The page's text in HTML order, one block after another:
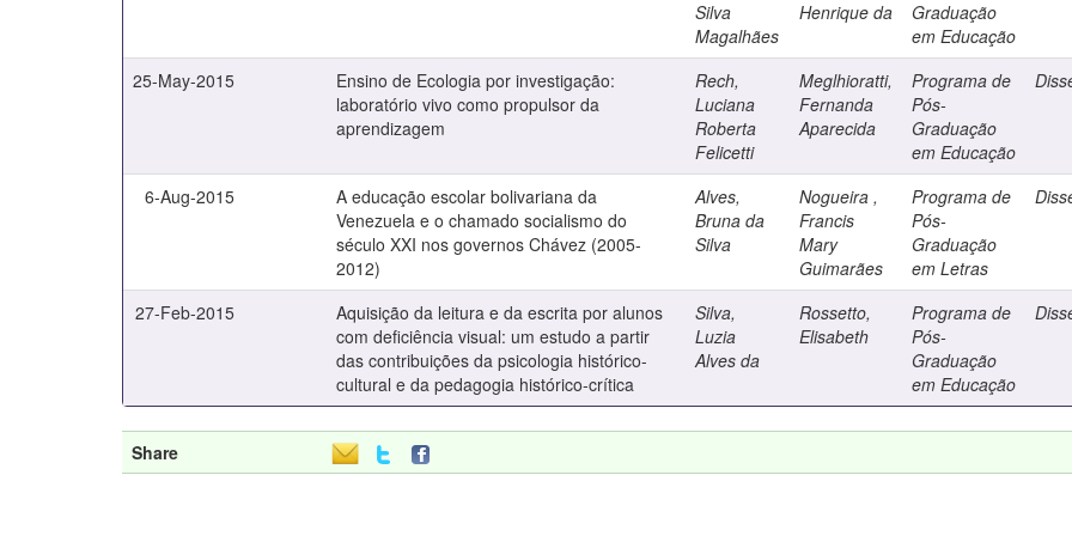
Silva
Magalhães
Henrique da
Graduação
em Educação
25-May-2015
Ensino de Ecologia por investigação:
laboratório vivo como propulsor da
aprendizagem
Rech,
Luciana
Roberta
Felicetti
Meglhioratti,
Fernanda
Aparecida
Programa de
Pós-
Graduação
em Educação
6-Aug-2015
A educação escolar bolivariana da
Venezuela e o chamado socialismo do
século XXI nos governos Chávez (2005-
2012)
Alves,
Bruna da
Silva
Nogueira ,
Francis
Mary
Guimarães
Programa de
Pós-
Graduação
em Letras
27-Feb-2015
Aquisição da leitura e da escrita por alunos
com deficiência visual: um estudo a partir
das contribuições da psicologia histórico-
cultural e da pedagogia histórico-crítica
Silva,
Luzia
Alves da
Rossetto,
Elisabeth
Programa de
Pós-
Graduação
em Educação
Share